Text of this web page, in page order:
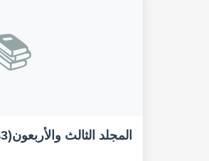
المجلد الثالث والأربعون(43) العدد(2)